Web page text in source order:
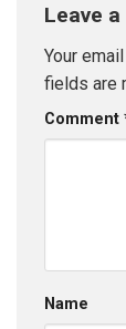
Leave a
Your
fields are
Comment
Name